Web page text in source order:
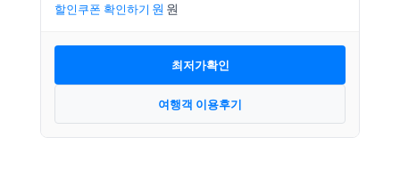
할인쿠폰 확인하기
최저가확인
여행객 이용후기